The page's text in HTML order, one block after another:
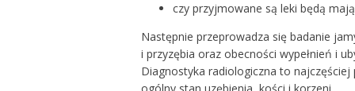
czy przyjmowane są leki będą
Następnie przeprowadza się badanie
i przyzębia oraz obecności wypełnień i
Diagnostyka radiologiczna to